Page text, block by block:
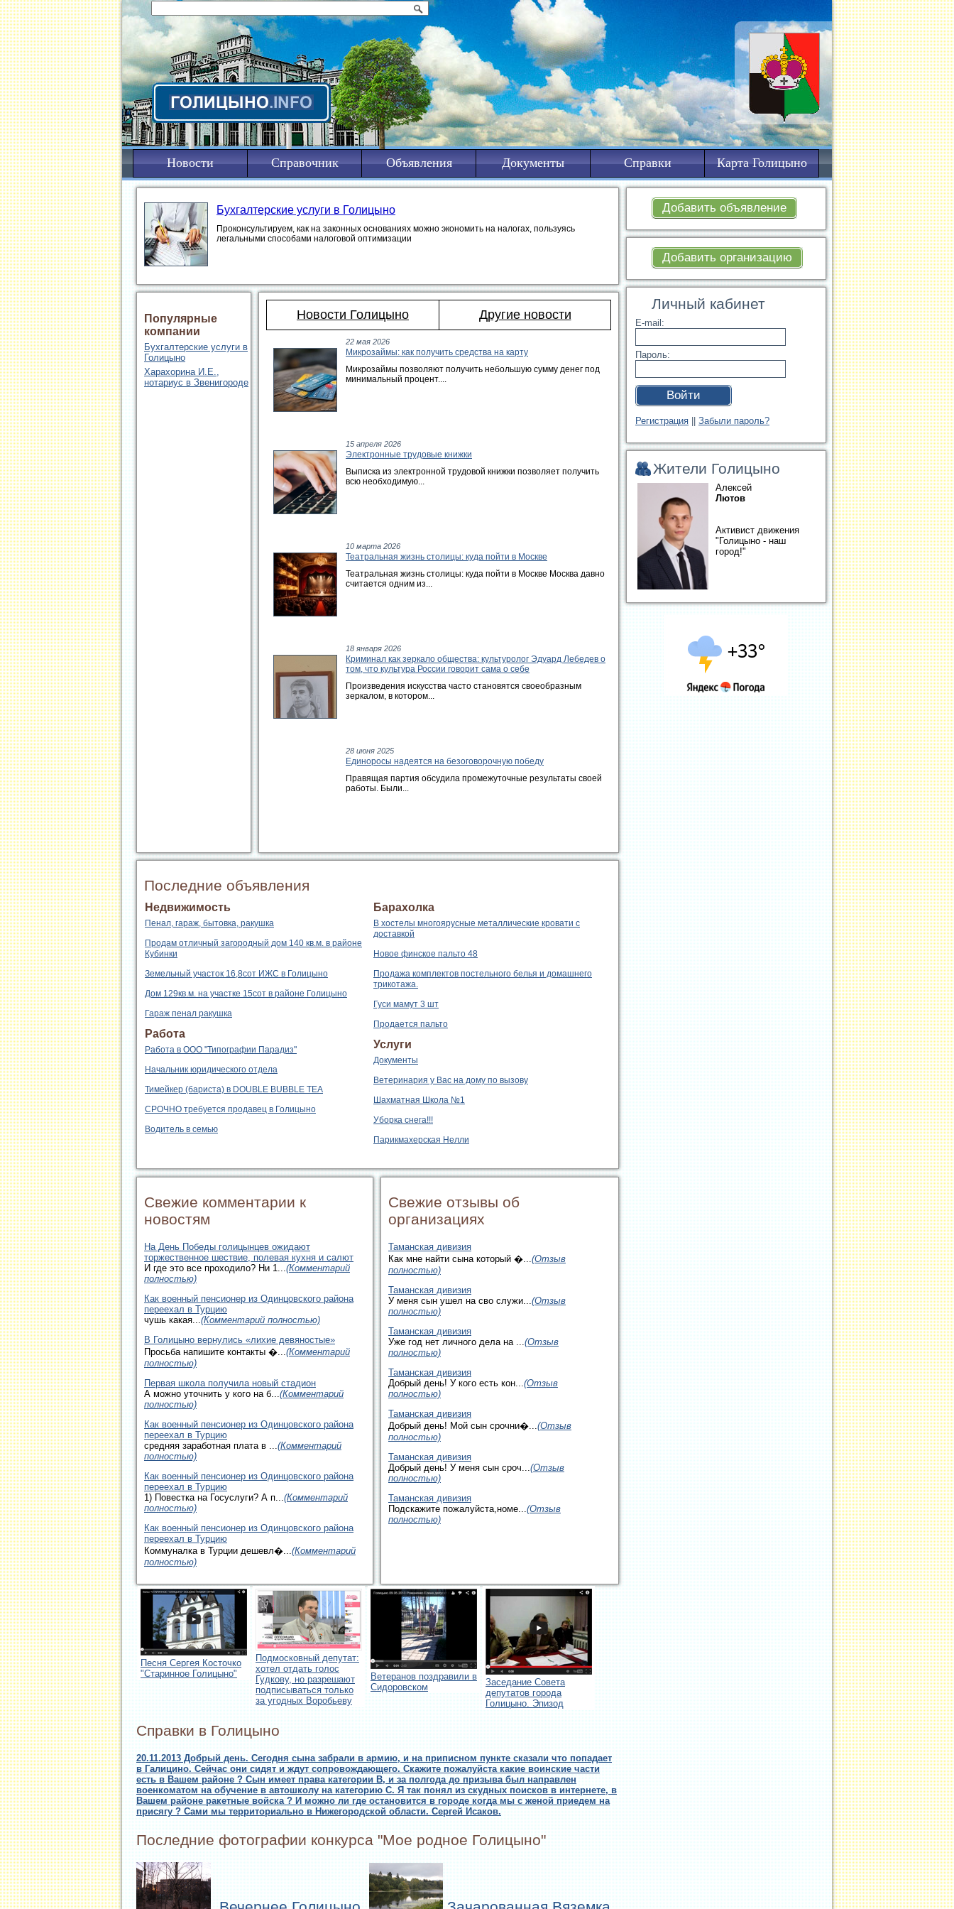
Новости Справочник Объявления Документы Справки Карта Голицыно
Добавить объявление
Добавить организацию
Личный кабинет
E-mail:
Пароль:
Войти
Регистрация Забыли пароль?
Жители Голицыно
Алексей
Лютов
Активист движения
"Голицыно - наш
город!"
Бухгалтерские услуги в Голицыно
Проконсультируем, как на законных основаниях можно экономить на налогах, пользуясь
легальными способами налоговой оптимизации
Популярные
компании
Бухгалтерские услуги в
Голицыно
Харахорина И.Е.,
нотариус в Звенигороде
Новости Голицыно Другие новости
22 мая 2026
Микрозаймы: как получить средства на карту
Микрозаймы позволяют получить небольшую сумму денег под
минимальный процент....
15 апреля 2026
Электронные трудовые книжки
Выписка из электронной трудовой книжки позволяет получить
всю необходимую...
10 марта 2026
Театральная жизнь столицы: куда пойти в Москве
Театральная жизнь столицы: куда пойти в Москве Москва давно
считается одним из...
18 января 2026
Криминал как зеркало общества: культуролог Эдуард Лебедев о
том, что культура России говорит сама о себе
Произведения искусства часто становятся своеобразным
зеркалом, в котором...
28 июня 2025
Единоросы надеятся на безоговорочную победу
Правящая партия обсудила промежуточные результаты своей
работы. Были...
Последние объявления
Недвижимость
Пенал, гараж, бытовка, ракушка
Продам отличный загородный дом 140 кв.м. в районе
Кубинки
Земельный участок 16,8сот ИЖС в Голицыно
Дом 129кв.м. на участке 15сот в районе Голицыно
Гараж пенал ракушка
Работа
Работа в ООО "Типографии Парадиз"
Начальник юридического отдела
Тимейкер (бариста) в DOUBLE BUBBLE TEA
СРОЧНО требуется продавец в Голицыно
Водитель в семью
Барахолка
В хостелы многоярусные металлические кровати с
доставкой
Новое финское пальто 48
Продажа комплектов постельного белья и домашнего
трикотажа.
Гуси мамут 3 шт
Продается пальто
Услуги
Документы
Ветеринария у Вас на дому по вызову
Шахматная Школа №1
Уборка снега!!!
Парикмахерская Нелли
Свежие комментарии к
новостям
На День Победы голицынцев ожидают
торжественное шествие, полевая кухня и салют
И где это все проходило? Ни 1...(Комментарий
полностью)
Как военный пенсионер из Одинцовского района
переехал в Турцию
чушь какая...(Комментарий полностью)
В Голицыно вернулись «лихие девяностые»
Просьба напишите контакты �...(Комментарий
полностью)
Первая школа получила новый стадион
А можно уточнить у кого на б...(Комментарий
полностью)
Как военный пенсионер из Одинцовского района
переехал в Турцию
средняя заработная плата в ...(Комментарий
полностью)
Как военный пенсионер из Одинцовского района
переехал в Турцию
1) Повестка на Госуслуги? А п...(Комментарий
полностью)
Как военный пенсионер из Одинцовского района
переехал в Турцию
Коммуналка в Турции дешевл�...(Комментарий
полностью)
Свежие отзывы об
организациях
Таманская дивизия
Как мне найти сына который �...(Отзыв
полностью)
Таманская дивизия
У меня сын ушел на сво служи...(Отзыв
полностью)
Таманская дивизия
Уже год нет личного дела на ...(Отзыв
полностью)
Таманская дивизия
Добрый день! У кого есть кон...(Отзыв
полностью)
Таманская дивизия
Добрый день! Мой сын срочни�...(Отзыв
полностью)
Таманская дивизия
Добрый день! У меня сын сроч...(Отзыв
полностью)
Таманская дивизия
Подскажите пожалуйста,номе...(Отзыв
полностью)
Песня Сергея Косточко
"Старинное Голицыно"
Подмосковный депутат:
хотел отдать голос
Гудкову, но разрешают
подписываться только
за угодных Воробьеву
Ветеранов поздравили в
Сидоровском
Заседание Совета
депутатов города
Голицыно. Эпизод
Справки в Голицыно
20.11.2013 Добрый день. Cегодня сына забрали в армию, и на приписном пункте сказали что попадает
в Галицино. Сейчас они сидят и ждут сопровождающего. Скажите пожалуйста какие воинские части
есть в Вашем районе ? Сын имеет права категории В, и за полгода до призыва был направлен
военкоматом на обучение в автошколу на категорию С. Я так понял из скудных поисков в интернете, в
Вашем районе ракетные войска ? И можно ли где остановится в городе когда мы с женой приедем на
присягу ? Сами мы территориально в Нижегородской области. Сергей Исаков.
Последние фотографии конкурса "Мое родное Голицыно"